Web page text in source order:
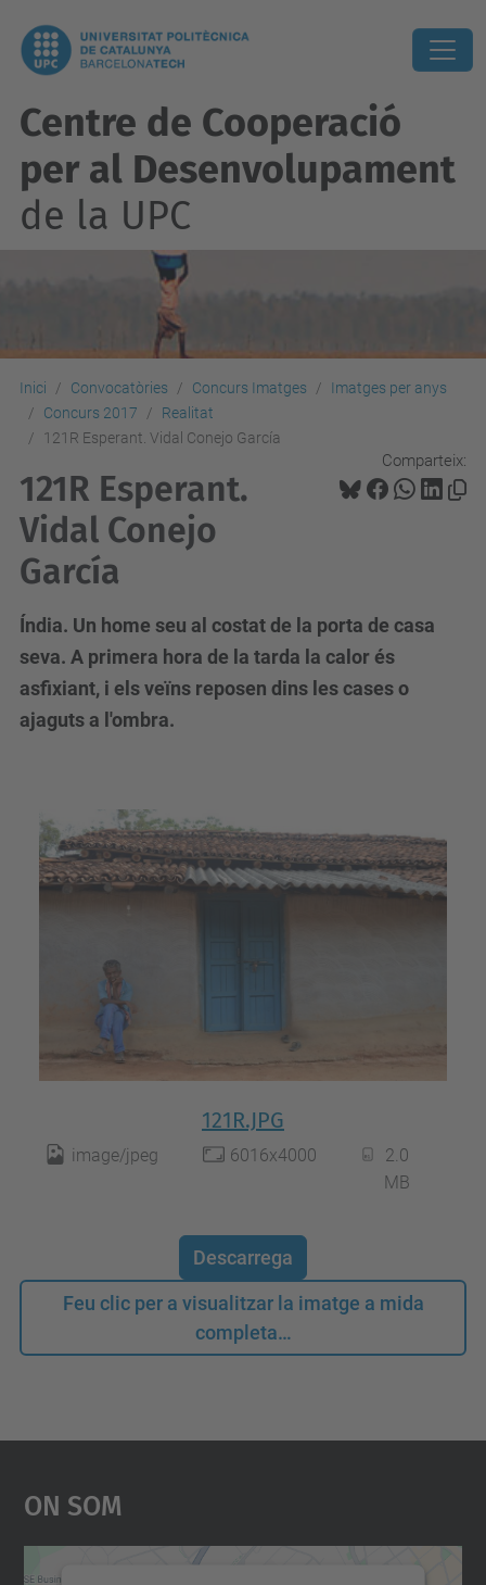
Centre de Cooperació
per al Desenvolupament
de la UPC
Inici Convocatòries Concurs Imatges
Imatges per anys
Concurs 2017
Realitat
121R Esperant. Vidal Conejo García
Comparteix:
121R Esperant.
Vidal Conejo
García
Índia. Un home seu al costat de la porta de casa
seva. A primera hora de la tarda la calor és
asfixiant, i els veïns reposen dins les cases o
ajaguts a l'ombra.
121R.JPG
image/jpeg 6016x4000
2.0
MB
Descarrega
Feu clic per a visualitzar la imatge a mida
completa…
On Som